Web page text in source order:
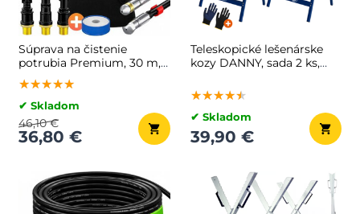
Súprava na čistenie
potrubia Premium, 30 m,
čierna
★★★★★
★★★★★
★★★★★
✔ Skladom
36,80 €
46,10 €
Teleskopické lešenárske
kozy DANNY, sada 2 ks,
130cm, strieborná/modrá
★★★★★
★★★★★
★★★★★
✔ Skladom
39,90 €